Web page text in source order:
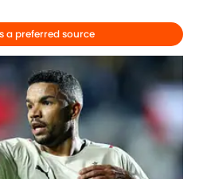
a preferred source